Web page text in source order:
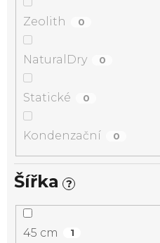
Zeolith 0
NaturalDry 0
Statické 0
Kondenzační 0
Šířka ?
45 cm 1